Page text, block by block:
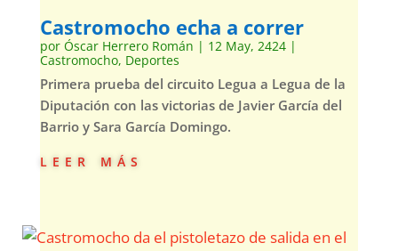
Castromocho echa a correr
por Óscar Herrero Román | 12 May, 2424|
Castromocho, Deportes
Primera prueba del circuito Legua a Legua de la
Diputación con las victorias de Javier García del
Barrio y Sara García Domingo.
leer más